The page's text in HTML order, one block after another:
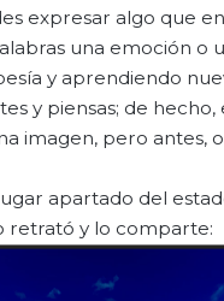
expresar algo que
una emoción o
y aprendiendo
y piensas; de
imagen, pero antes,
apartado del
retrató y lo comparte: